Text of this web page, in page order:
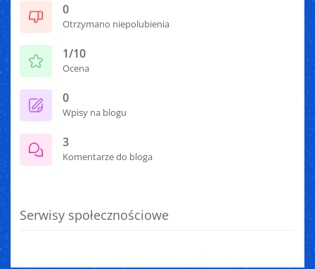
0
Otrzymano niepolubienia
1/10
Ocena
0
Wpisy na blogu
3
Komentarze do bloga
Serwisy społecznościowe